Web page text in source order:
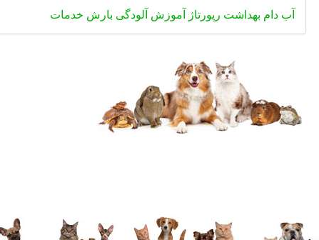
آب دام بهداشت رپورتاژ آموزش آلودگی بارش خدمات